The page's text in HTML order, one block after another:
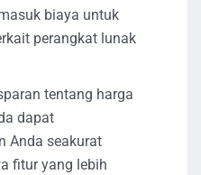
biaya untuk
perangkat lunak
tentang harga
dapat
Anda seakurat
fitur yang lebih